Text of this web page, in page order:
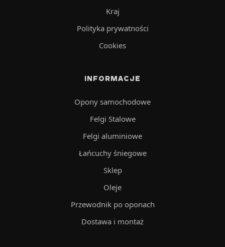
Kraj
Polityka prywatności
Cookies
INFORMACJE
Opony samochodowe
Felgi Stalowe
Felgi aluminiowe
Łańcuchy śniegowe
Sklep
Oleje
Przewodnik po oponach
Dostawa i montaż